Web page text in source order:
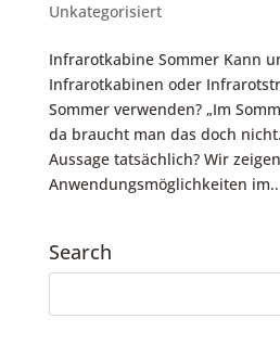
Unkategorisiert
Infrarotkabine Sommer Kann
Infrarotkabinen oder
Sommer verwenden? „Im
da braucht man das doch
Aussage tatsächlich? Wir
Anwendungsmöglichkeiten
Search